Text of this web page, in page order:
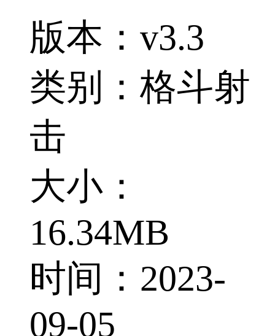
版本：v3.3
类别：格斗射
击
大小：
16.34MB
时间：2023-
09-05